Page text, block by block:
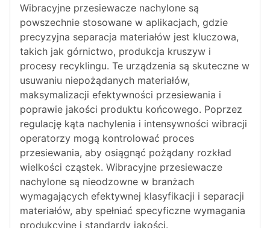
Wibracyjne przesiewacze nachylone są
powszechnie stosowane w aplikacjach, gdzie
precyzyjna separacja materiałów jest kluczowa,
takich jak górnictwo, produkcja kruszyw i
procesy recyklingu. Te urządzenia są skuteczne w
usuwaniu niepożądanych materiałów,
maksymalizacji efektywności przesiewania i
poprawie jakości produktu końcowego. Poprzez
regulację kąta nachylenia i intensywności wibracji
operatorzy mogą kontrolować proces
przesiewania, aby osiągnąć pożądany rozkład
wielkości cząstek. Wibracyjne przesiewacze
nachylone są nieodzowne w branżach
wymagających efektywnej klasyfikacji i separacji
materiałów, aby spełniać specyficzne wymagania
produkcyjne i standardy jakości.